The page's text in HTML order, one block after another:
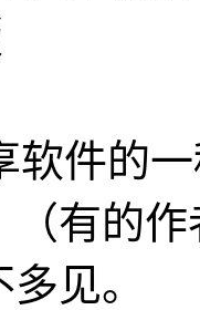
软件的
（有的
见。